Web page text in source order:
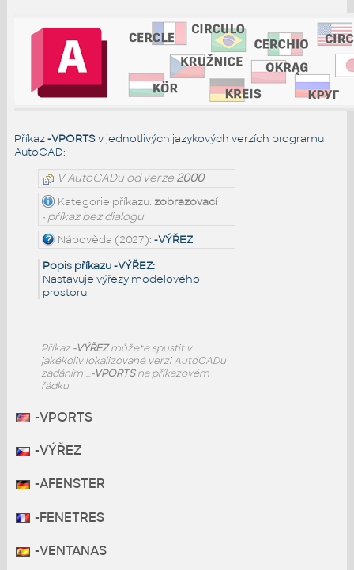
Příkaz-VPORTSv jednotlivých jazykových verzích programu
AutoCAD:
V AutoCADu od verze2000
Kategorie příkazu: zobrazovací
• příkaz bez dialogu
Nápověda (2027): -VÝŘEZ
Popis příkazu -VÝŘEZ:
Nastavuje výřezy modelového
prostoru
Příkaz-VÝŘEZmůžete spustit v
jakékoliv lokalizované verzi AutoCADu
zadáním _-VPORTSna příkazovém
řádku.
-VPORTS
-VÝŘEZ
-AFENSTER
-FENETRES
-VENTANAS